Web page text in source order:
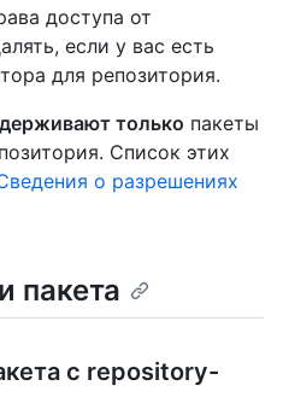
доступа от
если у вас есть
для репозитория.
только пакеты
Список этих
о разрешениях
пакета
с repository-